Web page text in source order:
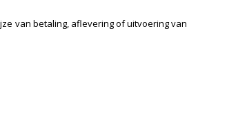
van betaling, aflevering of uitvoering van